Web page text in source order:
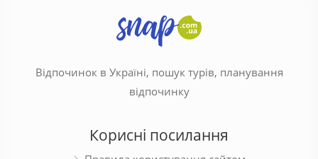
Відпочинок в Україні, пошук турів, планування
відпочинку
Корисні посилання